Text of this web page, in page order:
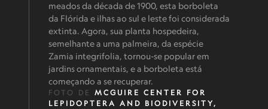
meados da década de 1900, esta borboleta
da Flórida e ilhas ao sul e leste foi considerada
extinta. Agora, sua planta hospedeira,
semelhante a uma palmeira, da espécie
Zamia integrifolia, tornou-se popular em
jardins ornamentais, e a borboleta está
começando a se recuperar.
FOTO DE MCGUIRE CENTER FOR
LEPIDOPTERA AND BIODIVERSITY,